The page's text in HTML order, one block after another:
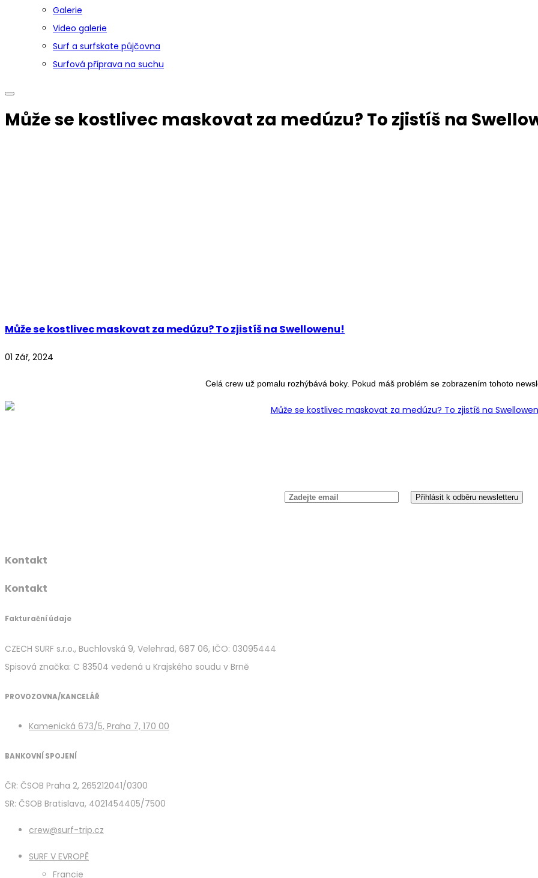
Galerie
Video galerie
Surf a surfskate půjčovna
Surfová příprava na suchu
Může se kostlivec maskovat za medúzu? To zjistíš na
Může se kostlivec maskovat za medúzu? To zjistíš na Swellowenu!
01 Zář, 2024
Celá crew už pomalu rozhýbává boky. Pokud máš problém se zobrazením tohoto
Kontakt
Kontakt
Fakturační údaje
CZECH SURF s.r.o., Buchlovská 9, Velehrad, 687 06, IČO: 03095444
Spisová značka: C 83504 vedená u Krajského soudu v Brně
PROVOZOVNA/KANCELÁŘ
Kamenická 673/5, Praha 7, 170 00
BANKOVNÍ SPOJENÍ
ČR: ČSOB Praha 2, 265212041/0300
SR: ČSOB Bratislava, 4021454405/7500
crew@surf-trip.cz
SURF V EVROPĚ
Francie